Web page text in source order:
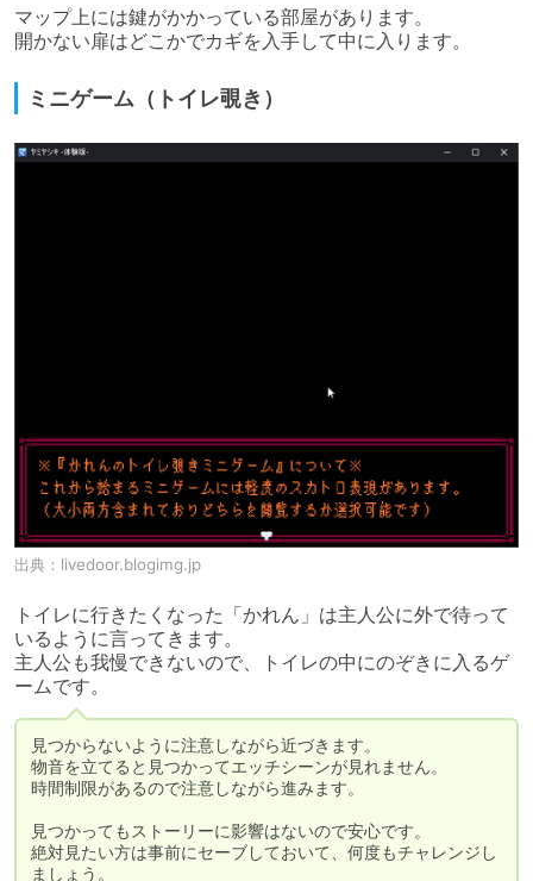
マップ上には鍵がかかっている部屋があります。
開かない扉はどこかでカギを入手して中に入ります。
ミニゲーム（トイレ覗き）
出典： livedoor.blogimg.jp
トイレに行きたくなった「かれん」は主人公に外で待って
いるように言ってきます。
主人公も我慢できないので、トイレの中にのぞきに入るゲ
ームです。
見つからないように注意しながら近づきます。
物音を立てると見つかってエッチシーンが見れません。
時間制限があるので注意しながら進みます。
見つかってもストーリーに影響はないので安心です。
絶対見たい方は事前にセーブしておいて、何度もチャレンジし
ましょう。